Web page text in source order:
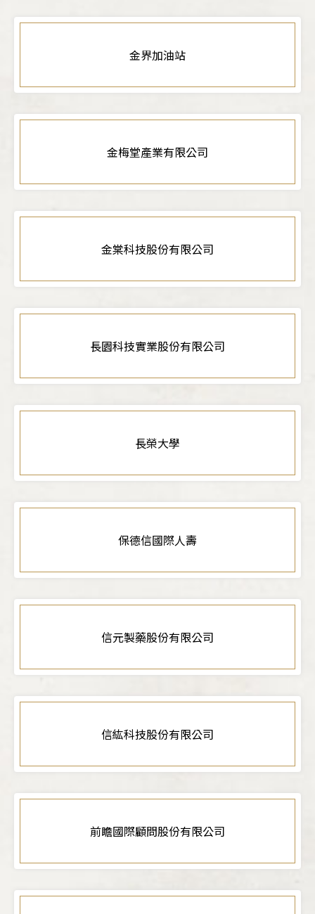
金界加油站
金梅堂產業有限公司
金棠科技股份有限公司
長園科技實業股份有限公司
長榮大學
保德信國際人壽
信元製藥股份有限公司
信紘科技股份有限公司
前瞻國際顧問股份有限公司